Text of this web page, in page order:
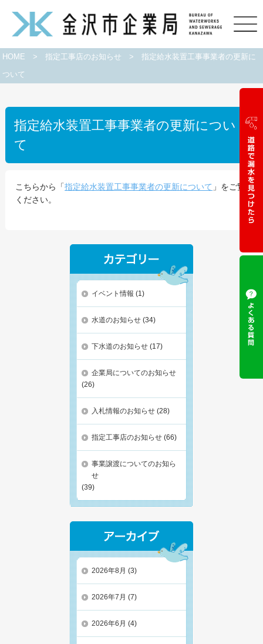
HOME >指定工事店のお知らせ >指定給水装置工事事業者の更新に
ついて
指定給水装置工事事業者の更新につい
て
こちらから「指定給水装置工事事業者の更新について 」をご覧
ください。
イベント情報 (1)
水道のお知らせ (34)
下水道のお知らせ (17)
企業局についてのお知らせ
(26)
入札情報のお知らせ (28)
指定工事店のお知らせ (66)
事業譲渡についてのお知ら
せ
(39)
2026年8月 (3)
2026年7月 (7)
2026年6月 (4)